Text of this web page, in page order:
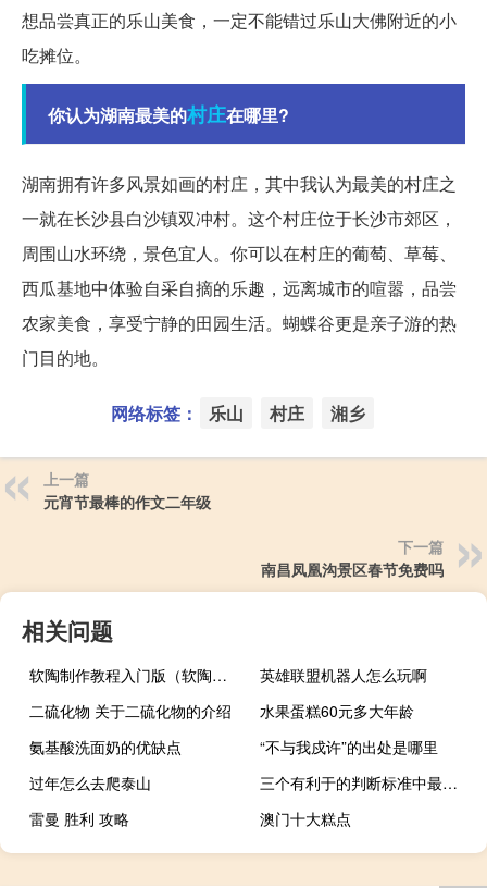
想品尝真正的乐山美食，一定不能错过乐山大佛附近的小
吃摊位。
你认为湖南最美的村庄在哪里?
湖南拥有许多风景如画的村庄，其中我认为最美的村庄之
一就在长沙县白沙镇双冲村。这个村庄位于长沙市郊区，
周围山水环绕，景色宜人。你可以在村庄的葡萄、草莓、
西瓜基地中体验自采自摘的乐趣，远离城市的喧嚣，品尝
农家美食，享受宁静的田园生活。蝴蝶谷更是亲子游的热
门目的地。
网络标签： 乐山 村庄 湘乡
上一篇
元宵节最棒的作文二年级
下一篇
南昌凤凰沟景区春节免费吗
相关问题
软陶制作教程入门版（软陶制作教程）
英雄联盟机器人怎么玩啊
二硫化物 关于二硫化物的介绍
水果蛋糕60元多大年龄
氨基酸洗面奶的优缺点
“不与我戍许”的出处是哪里
过年怎么去爬泰山
三个有利于的判断标准中最根本的标准是什么单选题（三个有利于的判断标准中最根本的标准是）
雷曼 胜利 攻略
澳门十大糕点